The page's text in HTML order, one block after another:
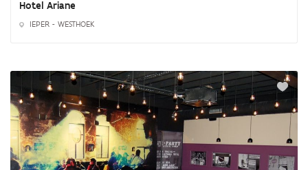
Hotel Ariane
IEPER - WESTHOEK